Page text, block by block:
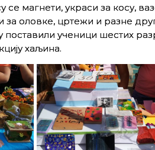
се магнети, украси за косу,
за оловке, цртежи и разне
поставили ученици шестих
хаљина.